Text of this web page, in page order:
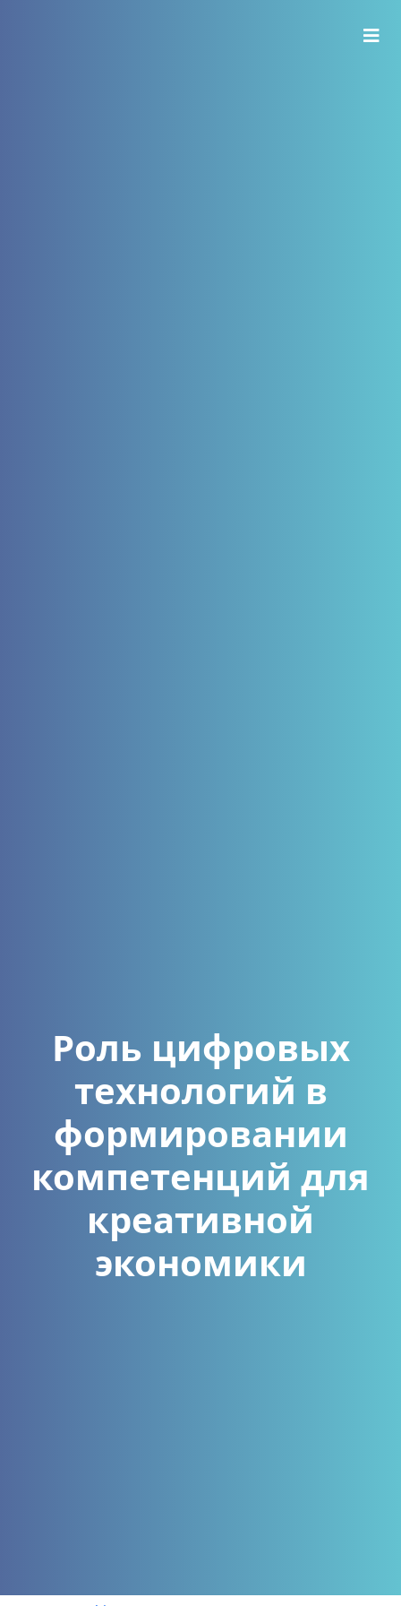
Роль цифровых
технологий в
формировании
компетенций для
креативной
экономики